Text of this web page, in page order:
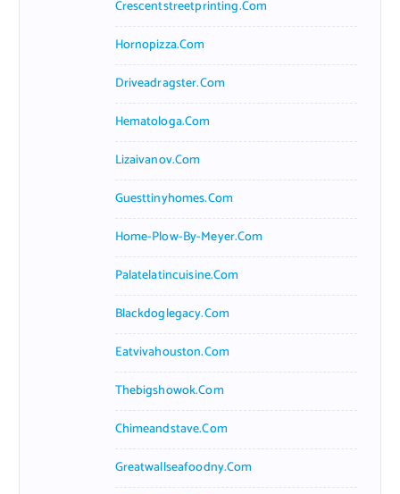
Crescentstreetprinting.com
Hornopizza.com
Driveadragster.com
Hematologa.com
Lizaivanov.com
Guesttinyhomes.com
Home-Plow-By-Meyer.com
Palatelatincuisine.com
Blackdoglegacy.com
Eatvivahouston.com
Thebigshowok.com
Chimeandstave.com
Greatwallseafoodny.com